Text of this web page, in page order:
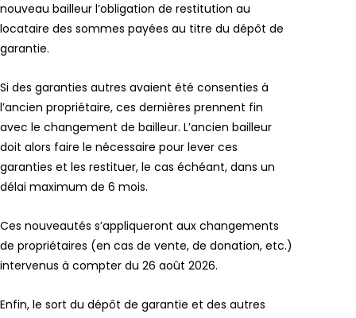
nouveau bailleur l’obligation de restitution au
locataire des sommes payées au titre du dépôt de
garantie.
Si des garanties autres avaient été consenties à
l’ancien propriétaire, ces dernières prennent fin
avec le changement de bailleur. L’ancien bailleur
doit alors faire le nécessaire pour lever ces
garanties et les restituer, le cas échéant, dans un
délai maximum de 6 mois.
Ces nouveautés s’appliqueront aux changements
de propriétaires (en cas de vente, de donation, etc.)
intervenus à compter du 26 août 2026.
Enfin, le sort du dépôt de garantie et des autres